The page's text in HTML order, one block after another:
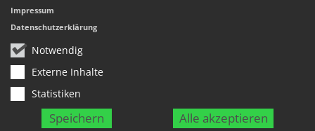
Notwendig
Externe Inhalte
Statistiken
Speichern Alle akzeptieren
Impressum
Datenschutzerklärung